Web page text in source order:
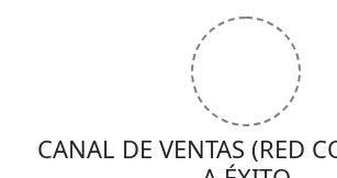
CANAL DE VENTAS (RED